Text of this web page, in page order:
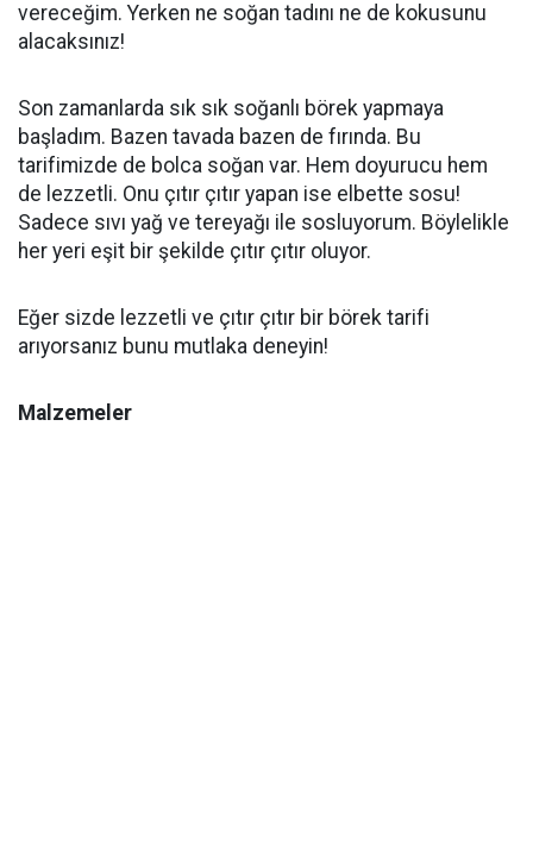
vereceğim. Yerken ne soğan tadını ne de kokusunu
alacaksınız!
Son zamanlarda sık sık soğanlı börek yapmaya
başladım. Bazen tavada bazen de fırında. Bu
tarifimizde de bolca soğan var. Hem doyurucu hem
de lezzetli. Onu çıtır çıtır yapan ise elbette sosu!
Sadece sıvı yağ ve tereyağı ile sosluyorum. Böylelikle
her yeri eşit bir şekilde çıtır çıtır oluyor.
Eğer sizde lezzetli ve çıtır çıtır bir börek tarifi
arıyorsanız bunu mutlaka deneyin!
Malzemeler